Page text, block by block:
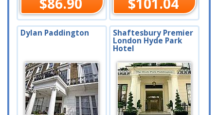
Dylan Paddington Shaftesbury Premier
London Hyde Park
Hotel